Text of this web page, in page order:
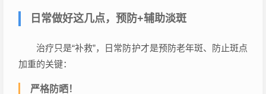
日常做好这几点，预防+辅助淡斑
治疗只是“补救”，日常防护才是预防老年斑、防止斑点
加重的关键：
严格防晒！